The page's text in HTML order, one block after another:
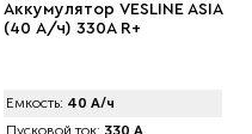
Аккумулятор VЕSLINE ASIA
(40 А/ч) 330A R+
Емкость: 40 А/ч
Пусковой ток: 330 А